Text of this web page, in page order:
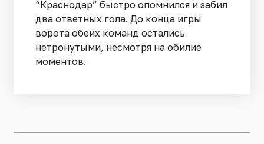
“Краснодар” быстро опомнился и забил
два ответных гола. До конца игры
ворота обеих команд остались
нетронутыми, несмотря на обилие
моментов.